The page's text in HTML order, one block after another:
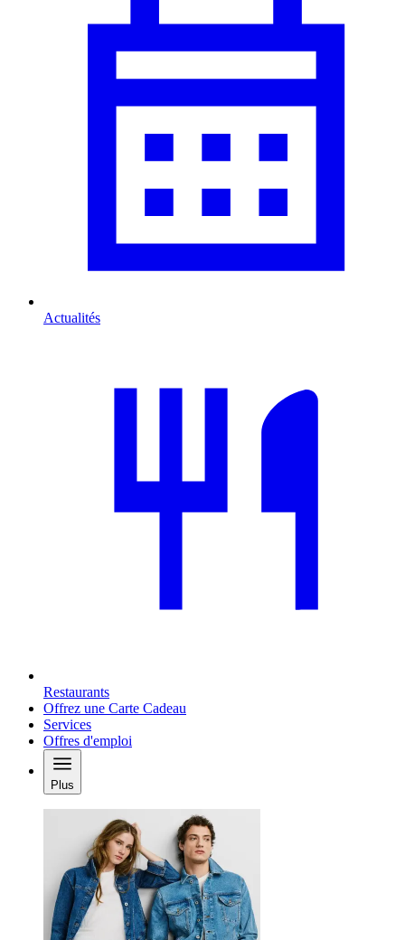
Actualités
Restaurants
Offrez une Carte Cadeau
Services
Offres d'emploi
Plus